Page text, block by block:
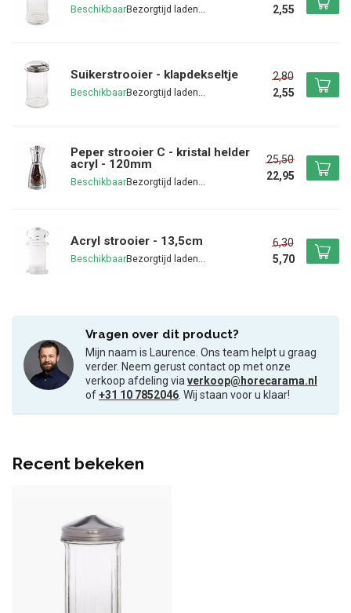
Beschikbaar
2,55
Suikerstrooier - klapdekseltje
Beschikbaar
2,80
2,55
Peper strooier C - kristal helder
acryl - 120mm
Beschikbaar
25,50
22,95
Acryl strooier - 13,5cm
Beschikbaar
6,30
5,70
Vragen over dit product?
Mijn naam is Laurence. Ons team helpt u graag
verder. Neem gerust contact op met onze
verkoop afdeling viaverkoop@horecarama.nl
of+31 10 7852046. Wij staan voor u klaar!
Recent bekeken